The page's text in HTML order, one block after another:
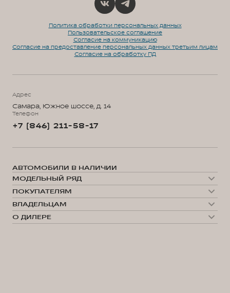
Политика обработки персональных данных
Пользовательское соглашение
Согласие на коммуникацию
Согласие на предоставление персональных данных третьим лицам
Согласие на обработку ПД
Адрес
Самара, Южное шоссе, д. 14
Телефон
+7 (846) 211-58-17
АВТОМОБИЛИ В НАЛИЧИИ
МОДЕЛЬНЫЙ РЯД
WEY 05
WEY 07
WEY 80 Премиум
WEY 80 Премиум Лаундж
ПОКУПАТЕЛЯМ
Модельный ряд
WEY 05
WEY 07
WEY 80
ВЛАДЕЛЬЦАМ
Сервис
Запись на сервис
О ДИЛЕРЕ